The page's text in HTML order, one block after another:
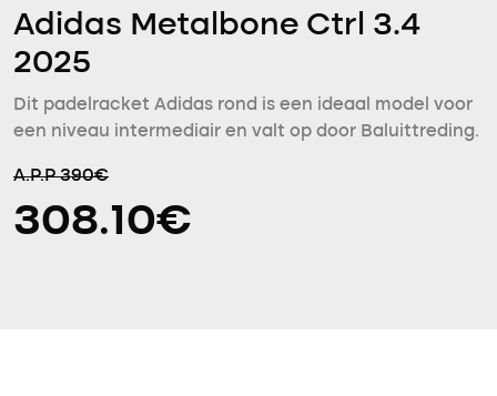
Adidas Metalbone Ctrl 3.4
2025
Dit padelracket Adidas rond is een ideaal model voor
een niveau intermediair en valt op door Baluittreding.
A.P.P 390€
308.10€